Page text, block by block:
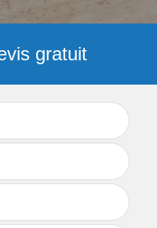
gratuit